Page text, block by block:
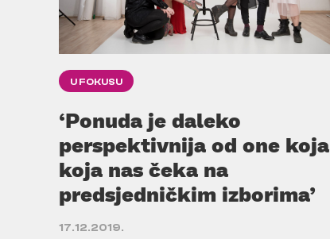
U FOKUSU
‘Ponuda je daleko
perspektivnija od one koja
koja nas čeka na
predsjedničkim izborima’
17.12.2019.